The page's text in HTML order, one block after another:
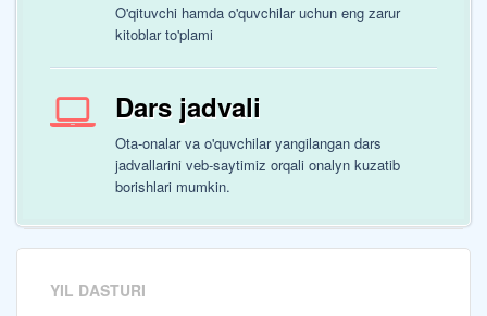
O'qituvchi hamda o'quvchilar uchun eng zarur
kitoblar to'plami
Dars jadvali
Ota-onalar va o'quvchilar yangilangan dars
jadvallarini veb-saytimiz orqali onalyn kuzatib
borishlari mumkin.
YIL DASTURI